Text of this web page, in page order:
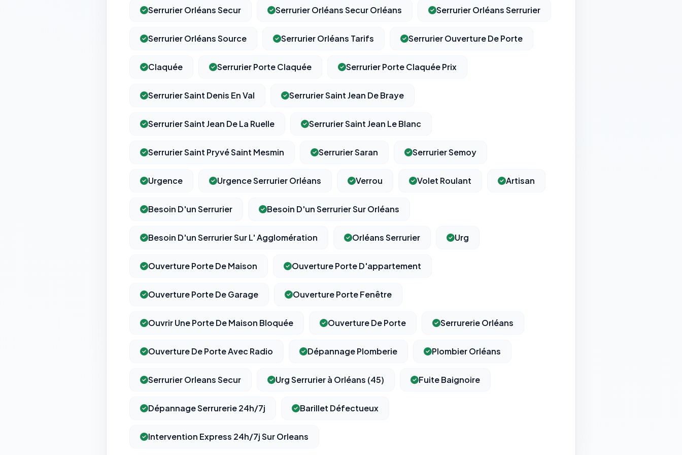
Serrurier Orléans Secur Serrurier Orléans Secur Orléans Serrurier Orléans Serrurier
Serrurier Orléans Source Serrurier Orléans Tarifs Serrurier Ouverture De Porte
Claquée Serrurier Porte Claquée Serrurier Porte Claquée Prix
Serrurier Saint Denis En Val Serrurier Saint Jean De Braye
Serrurier Saint Jean De La Ruelle Serrurier Saint Jean Le Blanc
Serrurier Saint Pryvé Saint Mesmin Serrurier Saran Serrurier Semoy
Urgence Urgence Serrurier Orléans Verrou Volet Roulant Artisan
Besoin D'un Serrurier Besoin D'un Serrurier Sur Orléans
Besoin D'un Serrurier Sur L' Agglomération Orléans Serrurier Urg
Ouverture Porte De Maison Ouverture Porte D'appartement
Ouverture Porte De Garage Ouverture Porte Fenêtre
Ouvrir Une Porte De Maison Bloquée Ouverture De Porte Serrurerie Orléans
Ouverture De Porte Avec Radio Dépannage Plomberie Plombier Orléans
Serrurier Orleans Secur Urg Serrurier à Orléans (45) Fuite Baignoire
Dépannage Serrurerie 24h/7j Barillet Défectueux
Intervention Express 24h/7j Sur Orleans